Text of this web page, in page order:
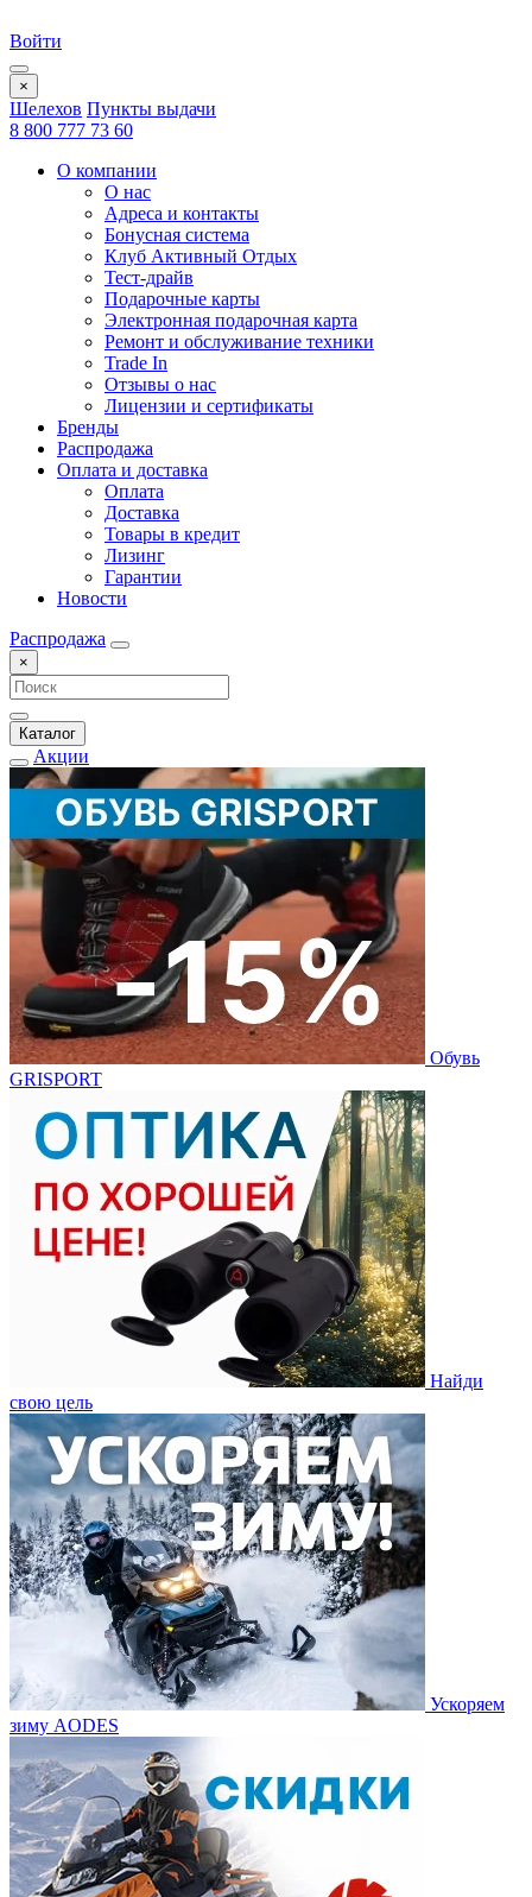
Войти
×
Шелехов Пункты выдачи
8 800 777 73 60
О компании
О нас
Адреса и контакты
Бонусная система
Клуб Активный Отдых
Тест-драйв
Подарочные карты
Электронная подарочная карта
Ремонт и обслуживание техники
Trade In
Отзывы о нас
Лицензии и сертификаты
Бренды
Распродажа
Оплата и доставка
Оплата
Доставка
Товары в кредит
Лизинг
Гарантии
Новости
Распродажа
×
Каталог
Акции
Обувь
GRISPORT
Найди
свою цель
Ускоряем
зиму AODES